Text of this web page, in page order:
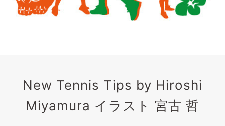
New Tennis Tips by Hiroshi
Miyamura イラスト 宮古 哲